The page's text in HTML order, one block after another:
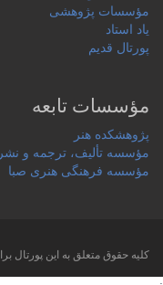
مؤسسات پژوهشی
یاد استاد
پورتال قدیم
مؤسسات تابعه
پژوهشکده هنر
مؤسسه تألیف، ترجمه و نشر
مؤسسه فرهنگی هنری صبا
کلیه حقوق متعلق به این پورتال برای